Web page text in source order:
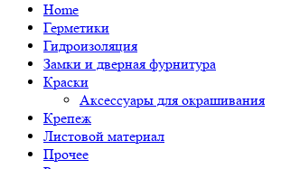
Home
Герметики
Гидроизоляция
Замки и дверная фурнитура
Краски
Аксессуары для окрашивания
Крепеж
Листовой материал
Прочее